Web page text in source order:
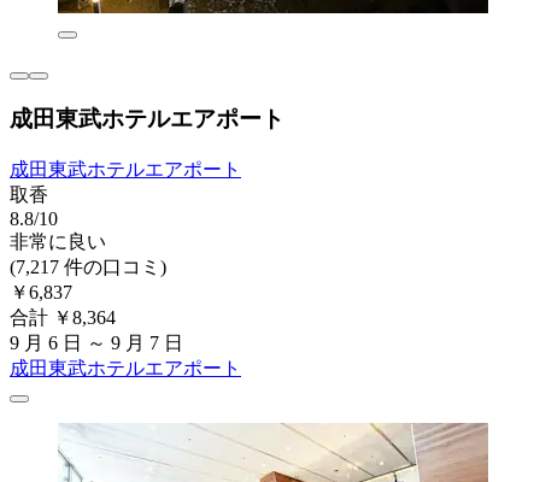
成田東武ホテルエアポート
成田東武ホテルエアポート
取香
8.8/10
非常に良い
(7,217 件の口コミ)
￥6,837
合計 ￥8,364
9 月 6 日 ～ 9 月 7 日
成田東武ホテルエアポート